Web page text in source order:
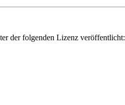
der folgenden Lizenz veröffentlicht: